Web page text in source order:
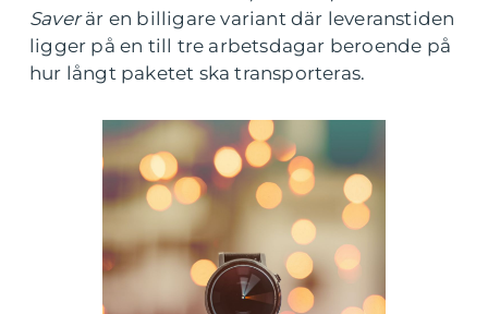
Saverär en billigare variant där leveranstiden
ligger på en till tre arbetsdagar beroende på
hur långt paketet ska transporteras.